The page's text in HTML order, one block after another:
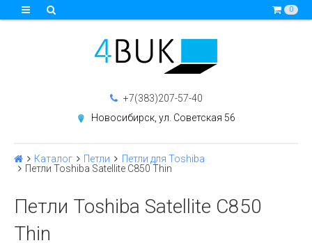
0
+7(383)207-57-40
Новосибирск, ул. Советская 56
Каталог Петли
Петли для Toshiba
Петли Toshiba Satellite C850 Thin
Петли Toshiba Satellite C850
Thin